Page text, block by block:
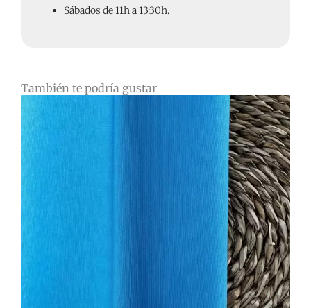
Sábados de 11h a 13:30h.
También te podría gustar